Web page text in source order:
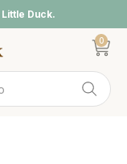
Little Duck.
Abrir
0